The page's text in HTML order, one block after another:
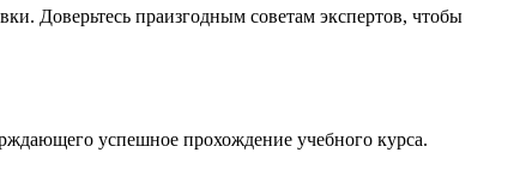
Доверьтесь праизгодным советам экспертов, чтобы
успешное прохождение учебного курса.